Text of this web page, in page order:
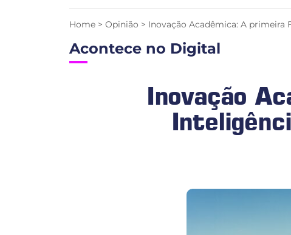
Home > Opinião > Inovação Acadêmica: A
Acontece no Digital
Inovação